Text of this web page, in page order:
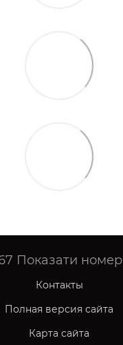
Показати номер
Контакты
Полная версия сайта
Карта сайта